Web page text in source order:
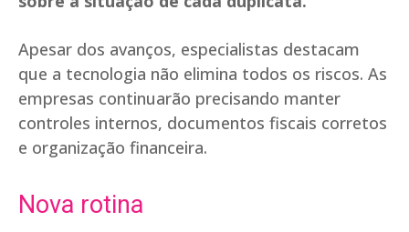
Apesar dos avanços, especialistas destacam
que a tecnologia não elimina todos os riscos. As
empresas continuarão precisando manter
controles internos, documentos fiscais corretos
e organização financeira.
Nova rotina